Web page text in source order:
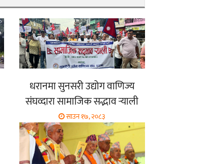
धरानमा सुनसरी उद्योग वाणिज्य
संघव्दारा सामाजिक सद्भाव र्‍याली
साउन १७, २०८३